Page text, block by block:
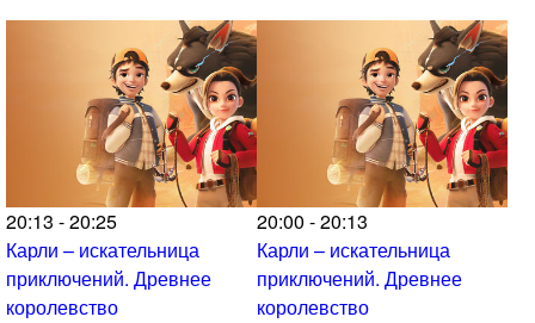
20:13 - 20:25
Карли – искательница
приключений. Древнее
королевство
20:00 - 20:13
Карли – искательница
приключений. Древнее
королевство